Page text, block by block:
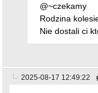
@~czekamy
Rodzina
Nie dostali ci
2025-08-17 12:49:22